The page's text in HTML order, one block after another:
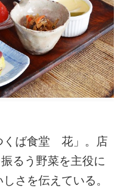
くば食堂 花」。店
るう野菜を主役に
さを伝えている。